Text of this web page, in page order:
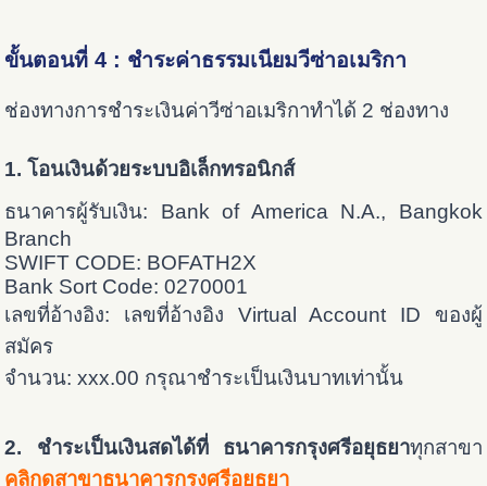
ขั้นตอนที่ 4 : ชำระค่าธรรมเนียมวีซ่าอเมริกา
ช่องทางการชำระเงินค่าวีซ่าอเมริกาทำได้ 2 ช่องทาง
1. โอนเงินด้วยระบบอิเล็กทรอนิกส์
ธนาคารผู้รับเงิน: Bank of America N.A., Bangkok
Branch
SWIFT CODE: BOFATH2X
Bank Sort Code: 0270001
เลขที่อ้างอิง: เลขที่อ้างอิง Virtual Account ID ของผู้
สมัคร
จำนวน: xxx.00 กรุณาชำระเป็นเงินบาทเท่านั้น
2. ชำระเป็นเงินสดได้ที่ ธนาคารกรุงศรีอยุธยาทุกสาขา
คลิกดูสาขาธนาคารกรุงศรีอยุธยา